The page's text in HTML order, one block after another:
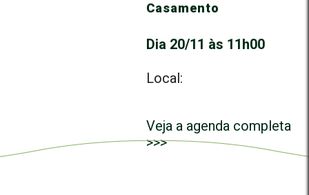
Casamento
Dia 20/11 às 11h00
Local:
Veja a agenda completa
>>>